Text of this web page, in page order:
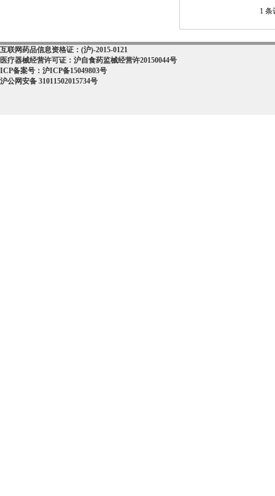
1 条
互联网药品信息资格证：(沪)-2015-0121
医疗器械经营许可证：沪自食药监械经营许20150044号
ICP备案号：沪ICP备15049803号
沪公网安备 31011502015734号